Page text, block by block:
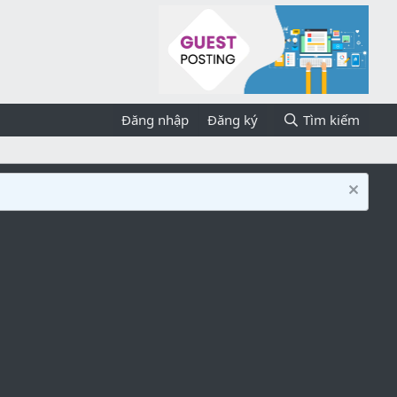
Đăng nhập Đăng ký Tìm kiếm